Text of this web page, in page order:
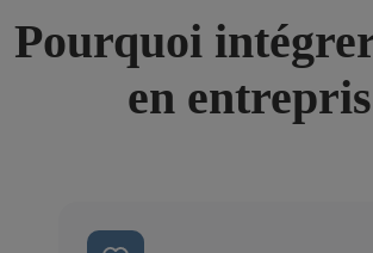
Pourquoi
en